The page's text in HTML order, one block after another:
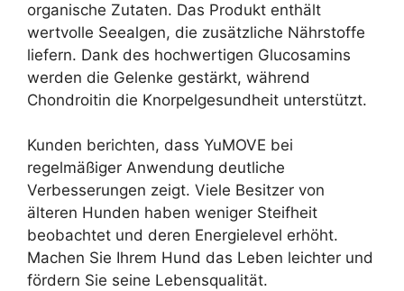
organische Zutaten. Das Produkt enthält
wertvolle Seealgen, die zusätzliche Nährstoffe
liefern. Dank des hochwertigen Glucosamins
werden die Gelenke gestärkt, während
Chondroitin die Knorpelgesundheit unterstützt.
Kunden berichten, dass YuMOVE bei
regelmäßiger Anwendung deutliche
Verbesserungen zeigt. Viele Besitzer von
älteren Hunden haben weniger Steifheit
beobachtet und deren Energielevel erhöht.
Machen Sie Ihrem Hund das Leben leichter und
fördern Sie seine Lebensqualität.